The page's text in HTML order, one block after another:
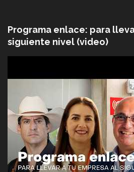
Programa enlace: para
siguiente nivel (video)